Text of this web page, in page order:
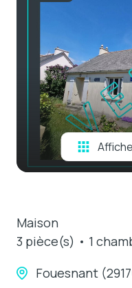
e-mail
contact
Maison
3 pièce(s)
1
Fouesnant